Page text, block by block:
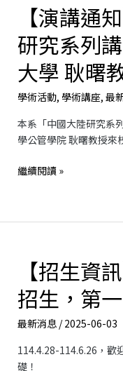
曙
【演講通
研究系列
大學 耿曙
學術活動, 學術講座, 最
本系「中國大陸研究系
學公管學院 耿曙教授來
【演
通
知】
「中
國
陸
研
系
座」
大
學
耿
曙
教
繼續閱讀 »
【招生資
招生，第
最新消息 /2025-06-03
114.4.28-114.6.26，歡
礎！
【招
資
訊】
本
系
進